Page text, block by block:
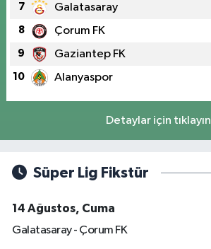
7 Galatasaray
8 Çorum FK
9 Gaziantep FK
10 Alanyaspor
Detaylar için tıklayın
Süper Lig Fikstür
14 Ağustos, Cuma
Galatasaray - Çorum FK